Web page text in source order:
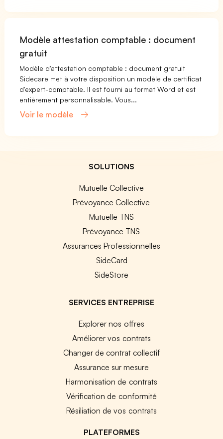
Modèle attestation comptable : document
gratuit
Modèle d'attestation comptable : document gratuit
Sidecare met à votre disposition un modèle de certificat
d'expert-comptable. Il est fourni au format Word et est
entièrement personnalisable. Vous...
Voir le modèle
SOLUTIONS
Mutuelle Collective
Prévoyance Collective
Mutuelle TNS
Prévoyance TNS
Assurances Professionnelles
SideCard
SideStore
SERVICES ENTREPRISE
Explorer nos offres
Améliorer vos contrats
Changer de contrat collectif
Assurance sur mesure
Harmonisation de contrats
Vérification de conformité
Résiliation de vos contrats
PLATEFORMES